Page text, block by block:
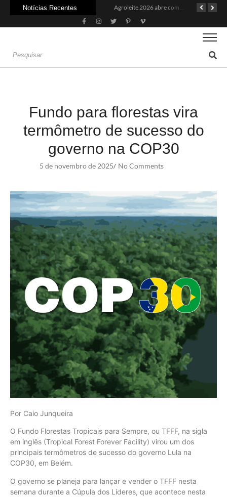
Notícias Recentes
Fundo para florestas vira
termômetro de sucesso do
governo na COP30
5 de novembro de 2025/ No Comments
Por Caio Junqueira
O Fundo Florestas Tropicais para Sempre, ou TFFF, na sigla
em inglês (Tropical Forest Forever Facility) virou um dos
principais termômetros de sucesso do governo Lula na
COP30, em Belém.
O governo se planeja para lançar e vender o TFFF nesta
semana durante a Cúpula dos Líderes, que acontece nesta